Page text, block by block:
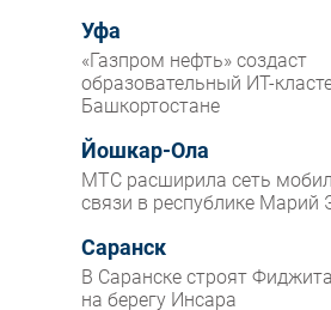
Уфа
«Газпром нефть» создаст
образовательный ИТ-
Башкортостане
Йошкар-Ола
МТС расширила сеть
связи в республике Марий
Саранск
В Саранске строят
на берегу Инсара